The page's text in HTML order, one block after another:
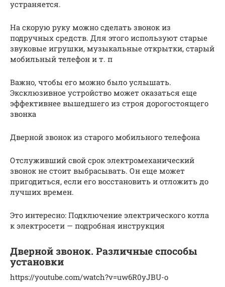
устраняется.
На скорую руку можно сделать звонок из
подручных средств. Для этого используют старые
звуковые игрушки, музыкальные открытки, старый
мобильный телефон и т. п
Важно, чтобы его можно было услышать.
Эксклюзивное устройство может оказаться еще
эффективнее вышедшего из строя дорогостоящего
звонка
Дверной звонок из старого мобильного телефона
Отслуживший свой срок электромеханический
звонок не стоит выбрасывать. Он еще может
пригодиться, если его восстановить и отложить до
лучших времен.
Это интересно: Подключение электрического котла
к электросети — подробная инструкция
Дверной звонок. Различные способы
установки
https://youtube.com/watch?v=uw6R0yJBU-o